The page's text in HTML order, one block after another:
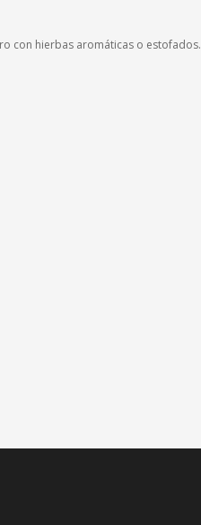
con hierbas aromáticas o estofados.